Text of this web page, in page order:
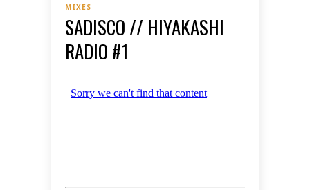
MIXES
SADISCO // HIYAKASHI
RADIO #1